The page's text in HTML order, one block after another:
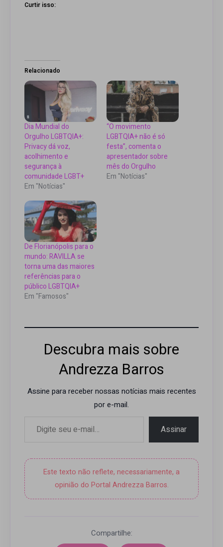
Curtir isso:
Relacionado
Dia Mundial do
Orgulho LGBTQIA+:
Privacy dá voz,
acolhimento e
segurança à
comunidade LGBT+
Em "Notícias"
“O movimento
LGBTQIA+ não é só
festa”, comenta o
apresentador sobre
mês do Orgulho
Em "Notícias"
De Florianópolis para o
mundo: RAVILLA se
torna uma das maiores
referências para o
público LGBTQIA+
Em "Famosos"
Descubra mais sobre
Andrezza Barros
Assine para receber nossas notícias mais recentes
por e-mail.
Assinar
Este texto não reflete, necessariamente, a
opinião do Portal Andrezza Barros.
Compartilhe: